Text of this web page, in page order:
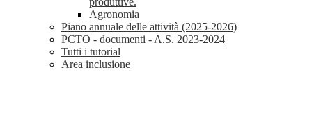
Agronomia
Piano annuale delle attività (2025-2026)
PCTO - documenti - A.S. 2023-2024
Tutti i tutorial
Area inclusione